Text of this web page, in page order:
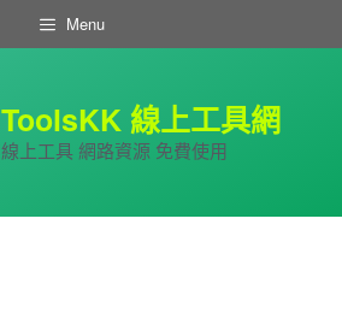
Menu
ToolsKK 線上工具網
線上工具 網路資源 免費使用